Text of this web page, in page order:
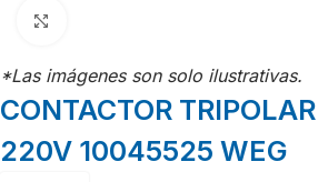
*Las imágenes son solo ilustrativas.
CONTACTOR
220V 10045525 WEG